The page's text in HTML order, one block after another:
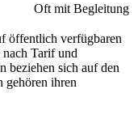
Oft mit Begleitung
öffentlich verfügbaren
Tarif und
beziehen sich auf den
gehören ihren